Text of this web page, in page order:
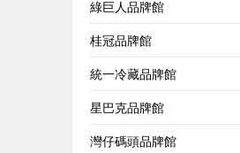
綠巨人品牌館
桂冠品牌館
統一冷藏品牌館
星巴克品牌館
灣仔碼頭品牌館